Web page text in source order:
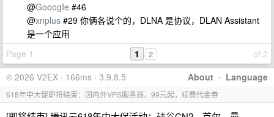
@GooogIe #46
@xnplus #29 你俩各说个的，DLNA 是协议，DLAN Assistant
是一个应用
Page 1
of 2
1 2
About · Language
© 2026 V2EX · 166ms · 3.9.8.5
618年中大促即将结束：国内外VPS服务器，99元起，续费代金券